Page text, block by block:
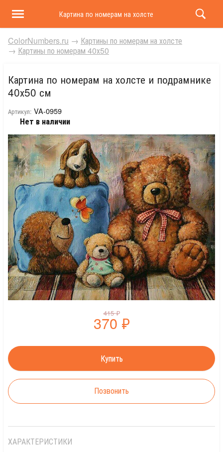
Картина по номерам на холсте и подрамнике 40х50
ColorNumbers.ru → Картины по номерам на холсте
→ Картины по номерам 40х50
Картина по номерам на холсте и подрамнике
40х50 см
Артикул: VA-0959
Нет в наличии
415₽
370 ₽
Позвонить
ХАРАКТЕРИСТИКИ